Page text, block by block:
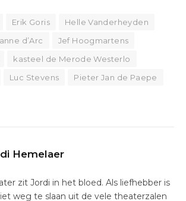
Erik Goris
Helle Vanderheyden
d’Arc
Jef Hoogmartens
kasteel de Merode Westerlo
Luc Stevens
Pieter Jan de Paepe
Hemelaer
zit Jordi in het bloed. Als liefhebber is
weg te slaan uit de vele theaterzalen